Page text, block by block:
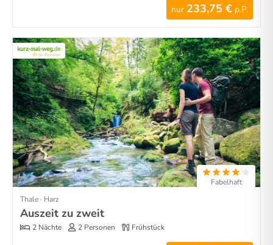
nur 233,75 € p.P.
Fabelhaft
Thale · Harz
Auszeit zu zweit
2 Nächte 2 Personen Frühstück